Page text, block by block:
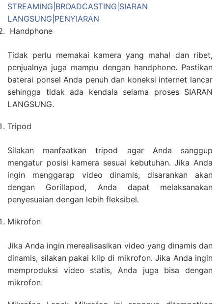
STREAMING|BROADCASTING|SIARAN
LANGSUNG|PENYIARAN
Handphone
Tidak perlu memakai kamera yang mahal dan ribet,
penjualnya juga mampu dengan handphone. Pastikan
baterai ponsel Anda penuh dan koneksi internet lancar
sehingga tidak ada kendala selama proses SIARAN
LANGSUNG.
Tripod
Silakan manfaatkan tripod agar Anda sanggup
mengatur posisi kamera sesuai kebutuhan. Jika Anda
ingin menggarap video dinamis, disarankan akan
dengan Gorillapod, Anda dapat melaksanakan
penyesuaian dengan lebih fleksibel.
Mikrofon
Jika Anda ingin merealisasikan video yang dinamis dan
dinamis, silakan pakai klip di mikrofon. Jika Anda ingin
memproduksi video statis, Anda juga bisa dengan
mikrofon.